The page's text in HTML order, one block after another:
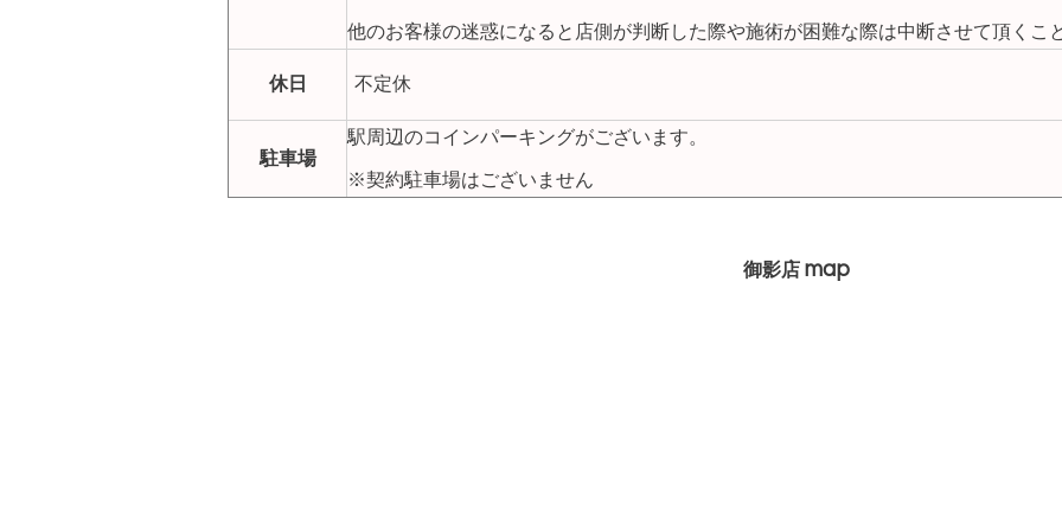
他のお客様の迷惑になると店側が判断した際や施術が困難な際は中断させて頂くこ
休日 不定休
駐車場
駅周辺のコインパーキングがございます。
※契約駐車場はございません
御影店 map